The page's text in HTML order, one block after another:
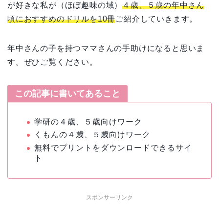
が好きな私が（ほぼ趣味の域）４歳、５歳の年中さん
頃におすすめのドリルを10冊ご紹介していきます。
年中さんの子を持つママさんの手助けになると思いま
す。ぜひご覧ください。
この記事に書いてあること
学研の４歳、５歳向けワーク
くもんの４歳、５歳向けワーク
無料でプリントをダウンロードできるサイ
ト
スポンサーリンク